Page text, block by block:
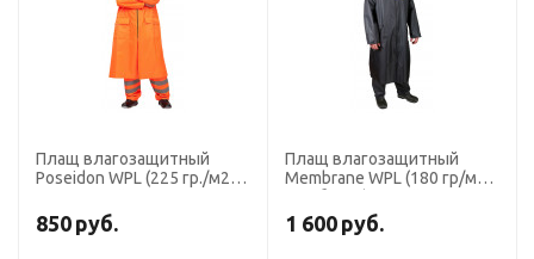
Плащ влагозащитный
Poseidon WPL (225 гр./м2)
850 руб.
Плащ влагозащитный
Membrane WPL (180 гр/м2,
1 600 руб.